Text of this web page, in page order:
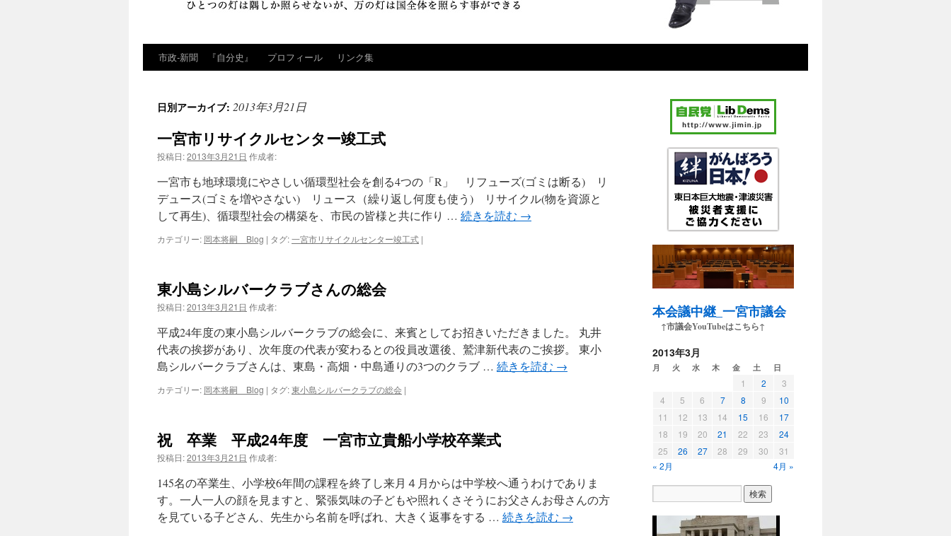
プ
市政‐新聞 『自分史』 プロフィール リンク集
日別アーカイブ: 2013年3月21日
一宮市リサイクルセンター竣工式
投稿日:2013年3月21日 作成者:
一宮市も地球環境にやさしい循環型社会を創る4つの「R」 リフューズ(ゴミは断る) リ
デュース(ゴミを増やさない) リュース（繰り返し何度も使う) リサイクル(物を資源と
して再生)、循環型社会の構築を、市民の皆様と共に作り … 続きを読む →
カテゴリー: 岡本将嗣 Blog | タグ:一宮市リサイクルセンター竣工式 |
東小島シルバークラブさんの総会
投稿日:2013年3月21日 作成者:
平成24年度の東小島シルバークラブの総会に、来賓としてお招きいただきました。 丸井
代表の挨拶があり、次年度の代表が変わるとの役員改選後、鷲津新代表のご挨拶。 東小
島シルバークラブさんは、東島・高畑・中島通りの3つのクラブ … 続きを読む →
カテゴリー: 岡本将嗣 Blog | タグ:東小島シルバークラブの総会 |
祝 卒業 平成24年度 一宮市立貴船小学校卒業式
投稿日:2013年3月21日 作成者:
145名の卒業生、小学校6年間の課程を終了し来月４月からは中学校へ通うわけでありま
す。一人一人の顔を見ますと、緊張気味の子どもや照れくさそうにお父さんお母さんの方
を見ている子どさん、先生から名前を呼ばれ、大きく返事をする … 続きを読む →
本会議中継_一宮市議会
↑市議会YouTubeはこちら↑
2013年3月
月 火 水 木 金 土 日
1 2
3
4
5 6 7 8 9
10
11
12 13 14 15 16
17
18
19 20 21 22 23
24
25
26 27 28 29 30
31
« 2月
4月 »